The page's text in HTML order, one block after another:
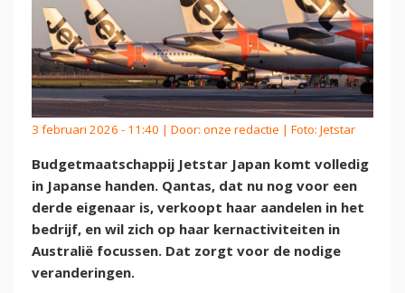
3 februari 2026 - 11:40 | Door: onze redactie | Foto: Jetstar
Budgetmaatschappij Jetstar Japan komt volledig
in Japanse handen. Qantas, dat nu nog voor een
derde eigenaar is, verkoopt haar aandelen in het
bedrijf, en wil zich op haar kernactiviteiten in
Australië focussen. Dat zorgt voor de nodige
veranderingen.